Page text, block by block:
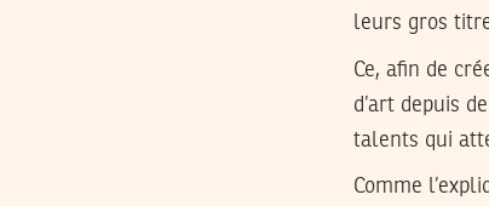
leurs gros
Ce, afin de
d’art depuis
talents qui
Comme